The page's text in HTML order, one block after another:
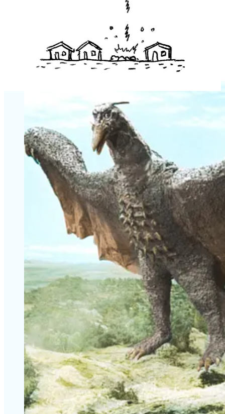
Quand j’étais petit, la télé locale diffusait les films
. À l’époque, les effets spéciaux
avaient l’air mauvais et désuets, mais j’adorais les
thèmes des films : les monstres géants, la montée en
tension, les évacuations, l’incapacité de l’armée à
stopper la menace… Avec le temps, j’ai aussi fini par
apprécier le côté artisanal des effets spéciaux
pratiques, pour finalement devenir un fan du genre.